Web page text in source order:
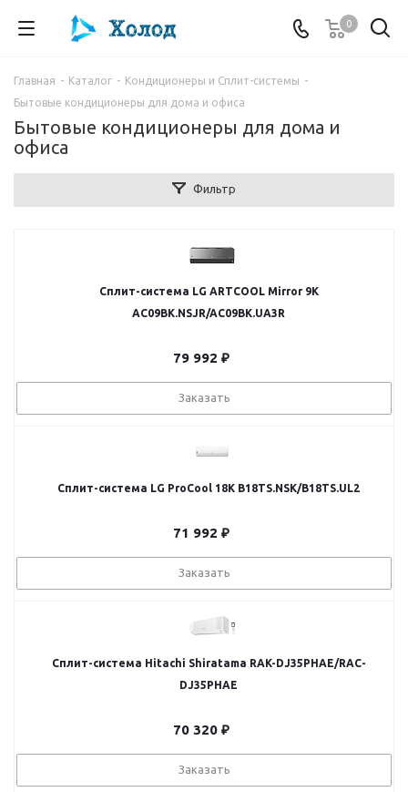
0
Главная - Каталог - Кондиционеры и Сплит-системы -
Бытовые кондиционеры для дома и офиса
Бытовые кондиционеры для дома и
офиса
Фильтр
Сплит-система LG ARTCOOL Mirror 9K
AC09BK.NSJR/AC09BK.UA3R
79 992 ₽
Заказать
Сплит-система LG ProCool 18K B18TS.NSK/B18TS.UL2
71 992 ₽
Заказать
Сплит-система Hitachi Shiratama RAK-DJ35PHAE/RAC-
DJ35PHAE
70 320₽
Заказать